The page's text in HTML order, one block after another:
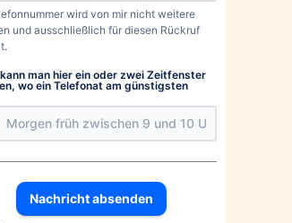
wird von mir nicht weitere
und ausschließlich für diesen Rückruf
man hier ein oder zwei Zeitfenster
wo ein Telefonat am günstigsten
Nachricht absenden